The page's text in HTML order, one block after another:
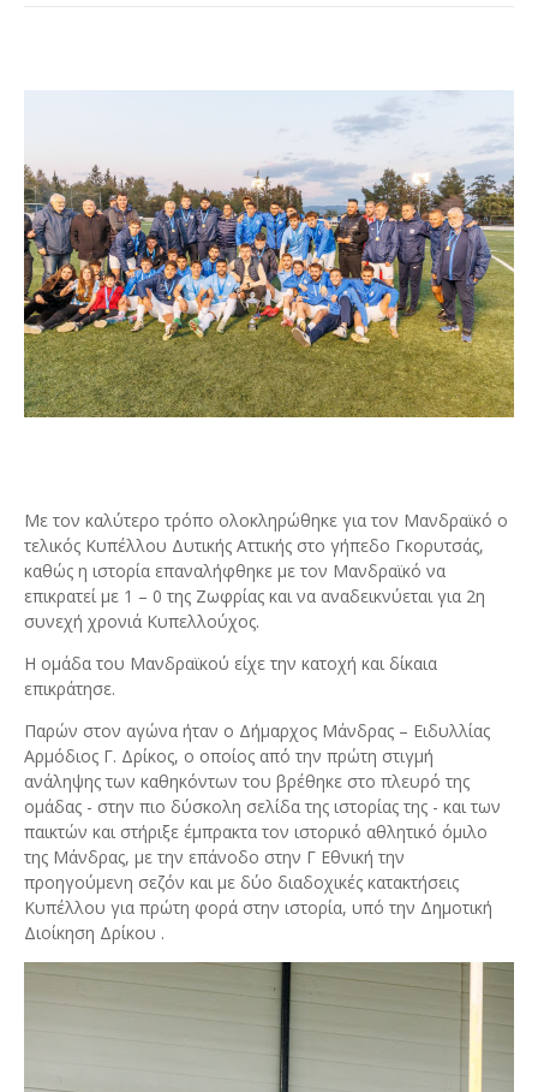
Με τον καλύτερο τρόπο ολοκληρώθηκε για τον Μανδραϊκό ο
τελικός Κυπέλλου Δυτικής Αττικής στο γήπεδο Γκορυτσάς,
καθώς η ιστορία επαναλήφθηκε με τον Μανδραϊκό να
επικρατεί με 1 – 0 της Ζωφρίας και να αναδεικνύεται για 2η
συνεχή χρονιά Κυπελλούχος.
Η ομάδα του Μανδραϊκού είχε την κατοχή και δίκαια
επικράτησε.
Παρών στον αγώνα ήταν ο Δήμαρχος Μάνδρας – Ειδυλλίας
Αρμόδιος Γ. Δρίκος, ο οποίος από την πρώτη στιγμή
ανάληψης των καθηκόντων του βρέθηκε στο πλευρό της
ομάδας - στην πιο δύσκολη σελίδα της ιστορίας της - και των
παικτών και στήριξε έμπρακτα τον ιστορικό αθλητικό όμιλο
της Μάνδρας, με την επάνοδο στην Γ Εθνική την
προηγούμενη σεζόν και με δύο διαδοχικές κατακτήσεις
Κυπέλλου για πρώτη φορά στην ιστορία, υπό την Δημοτική
Διοίκηση Δρίκου .